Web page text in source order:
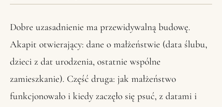
Dobre uzasadnienie ma przewidywalną budowę.
Akapit otwierający: dane o małżeństwie (data ślubu,
dzieci z dat urodzenia, ostatnie wspólne
zamieszkanie). Część druga: jak małżeństwo
funkcjonowało i kiedy zaczęło się psuć, z datami i